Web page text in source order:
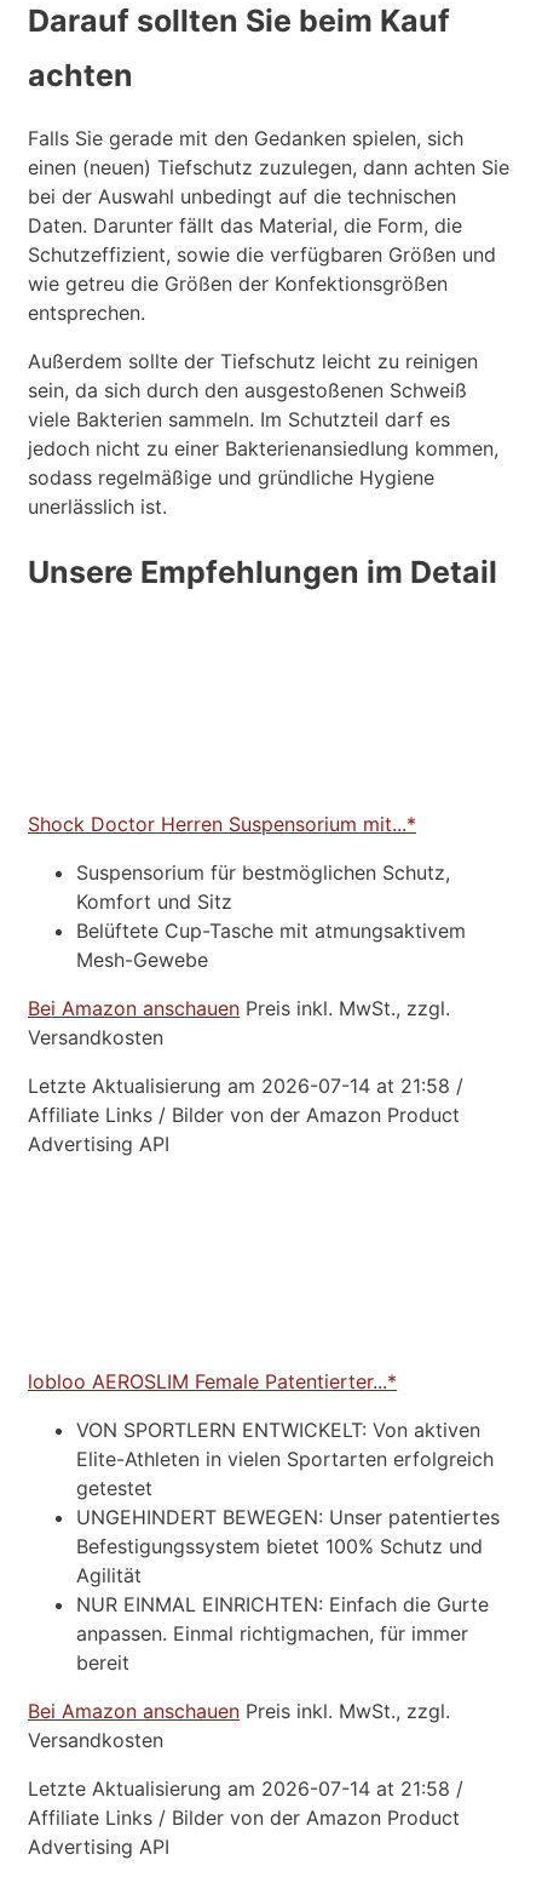
Darauf sollten Sie beim Kauf
achten
Falls Sie gerade mit den Gedanken spielen, sich
einen (neuen) Tiefschutz zuzulegen, dann achten Sie
bei der Auswahl unbedingt auf die technischen
Daten. Darunter fällt das Material, die Form, die
Schutzeffizient, sowie die verfügbaren Größen und
wie getreu die Größen der Konfektionsgrößen
entsprechen.
Außerdem sollte der Tiefschutz leicht zu reinigen
sein, da sich durch den ausgestoßenen Schweiß
viele Bakterien sammeln. Im Schutzteil darf es
jedoch nicht zu einer Bakterienansiedlung kommen,
sodass regelmäßige und gründliche Hygiene
unerlässlich ist.
Unsere Empfehlungen im Detail
Shock Doctor Herren Suspensorium mit...*
Suspensorium für bestmöglichen Schutz,
Komfort und Sitz
Belüftete Cup-Tasche mit atmungsaktivem
Mesh-Gewebe
Bei Amazon anschauen Preis inkl. MwSt., zzgl.
Versandkosten
Letzte Aktualisierung am 2026-07-14 at 21:58 /
Affiliate Links / Bilder von der Amazon Product
Advertising API
lobloo AEROSLIM Female Patentierter...*
VON SPORTLERN ENTWICKELT: Von aktiven
Elite-Athleten in vielen Sportarten erfolgreich
getestet
UNGEHINDERT BEWEGEN: Unser patentiertes
Befestigungssystem bietet 100% Schutz und
Agilität
NUR EINMAL EINRICHTEN: Einfach die Gurte
anpassen. Einmal richtigmachen, für immer
bereit
Bei Amazon anschauen Preis inkl. MwSt., zzgl.
Versandkosten
Letzte Aktualisierung am 2026-07-14 at 21:58 /
Affiliate Links / Bilder von der Amazon Product
Advertising API